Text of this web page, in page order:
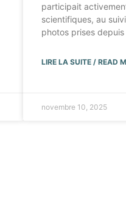
participait
scientifiques, au
photos prises
LIRE LA SUITE / READ
novembre 10, 2025